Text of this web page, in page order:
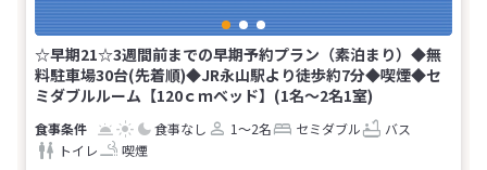
☆早期21☆3週間前までの早期予約プラン（素泊まり）◆無
料駐車場30台(先着順)◆JR永山駅より徒歩約7分◆喫煙◆セ
ミダブルルーム【120ｃｍベッド】(1名～2名1室)
食事なし 1～2名 セミダブル
バス
トイレ
喫煙